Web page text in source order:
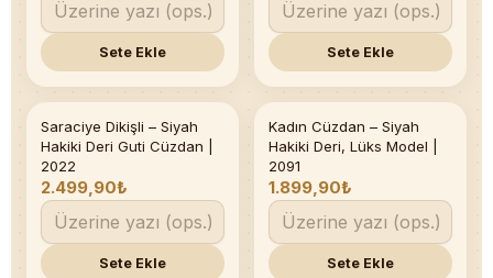
Sete Ekle Sete Ekle
Saraciye Dikişli – Siyah
Hakiki Deri Guti Cüzdan |
2022
2.499,90₺
Sete Ekle
Kadın Cüzdan – Siyah
Hakiki Deri, Lüks Model |
2091
1.899,90₺
Sete Ekle